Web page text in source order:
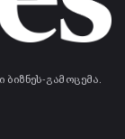
ბიზნეს-გამოცემა.